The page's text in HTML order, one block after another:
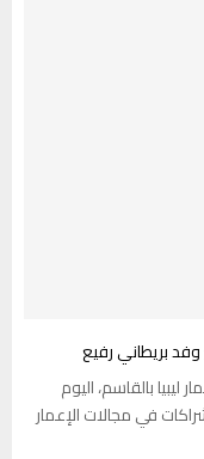
وفد بريطاني رفيع
بالقاسم، اليوم
في مجالات الإعمار